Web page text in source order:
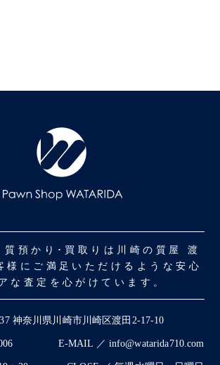
預かり･買取りは川崎の質屋 渡
様にご満足いただけるような安心
な査定を心がけています。
神奈川県川崎市川崎区渡田2-17-10
E-MAIL ／ info@watarida710.com